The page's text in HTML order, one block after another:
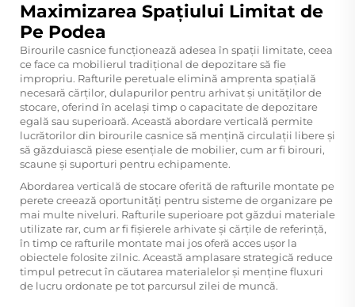
Maximizarea Spațiului Limitat de
Pe Podea
Birourile casnice funcționează adesea în spații limitate, ceea
ce face ca mobilierul tradițional de depozitare să fie
impropriu. Rafturile peretuale elimină amprenta spațială
necesară cărților, dulapurilor pentru arhivat și unităților de
stocare, oferind în același timp o capacitate de depozitare
egală sau superioară. Această abordare verticală permite
lucrătorilor din birourile casnice să mențină circulații libere și
să găzduiască piese esențiale de mobilier, cum ar fi birouri,
scaune și suporturi pentru echipamente.
Abordarea verticală de stocare oferită de rafturile montate pe
perete creează oportunități pentru sisteme de organizare pe
mai multe niveluri. Rafturile superioare pot găzdui materiale
utilizate rar, cum ar fi fișierele arhivate și cărțile de referință,
în timp ce rafturile montate mai jos oferă acces ușor la
obiectele folosite zilnic. Această amplasare strategică reduce
timpul petrecut în căutarea materialelor și menține fluxuri
de lucru ordonate pe tot parcursul zilei de muncă.